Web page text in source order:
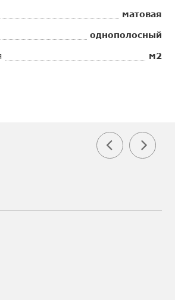
матовая
однополосный
м2